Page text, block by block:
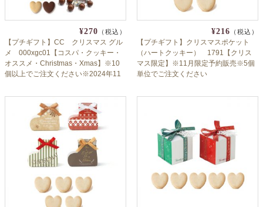
¥270 （税込）
【プチギフト】CC クリスマス グル
メ 000xgc01【コスパ・クッキー・
オススメ・Christmas・Xmas】※10
個以上でご注文ください※2024年11
¥216 （税込）
【プチギフト】クリスマスポケット
（ハートクッキー） 1791【クリス
マス限定】※11月限定予約販売※5個
単位でご注文ください